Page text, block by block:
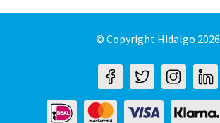
© Copyright Hidalgo 2026